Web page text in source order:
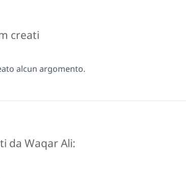
creati
alcun argomento.
da Waqar Ali: